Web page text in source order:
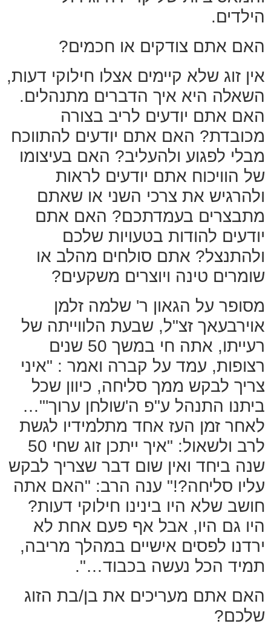
הילדים.
האם אתם צודקים או חכמים?
אין זוג שלא קיימים אצלו חילוקי דעות,
השאלה היא איך הדברים מתנהלים.
האם אתם יודעים לריב בצורה
מכובדת? האם אתם יודעים להתווכח
מבלי לפגוע ולהעליב? האם בעיצומו
של הוויכוח אתם יודעים לראות
ולהרגיש את צרכי השני או שאתם
מתבצרים בעמדתכם? האם אתם
יודעים להודות בטעויות שלכם
ולהתנצל? אתם סולחים מהלב או
שומרים טינה ויוצרים משקעים?
מסופר על הגאון ר' שלמה זלמן
אוירבעאך זצ"ל, שבעת הלווייתה של
רעייתו, אתה חי במשך 50 שנים
רצופות, עמד על קברה ואמר : "איני
צריך לבקש ממך סליחה, כיוון שכל
ביתנו התנהל ע"פ ה'שולחן ערוך'"…
לאחר זמן העז אחד מתלמידיו לגשת
לרב ולשאול: "איך ייתכן זוג שחי 50
שנה ביחד ואין שום דבר שצריך לבקש
עליו סליחה?!" ענה הרב: "האם אתה
חושב שלא היו בינינו חילוקי דעות?
היו גם היו, אבל אף פעם אחת לא
ירדנו לפסים אישיים במהלך מריבה,
תמיד הכל נעשה בכבוד…".
האם אתם מעריכים את בן/בת הזוג
שלכם?